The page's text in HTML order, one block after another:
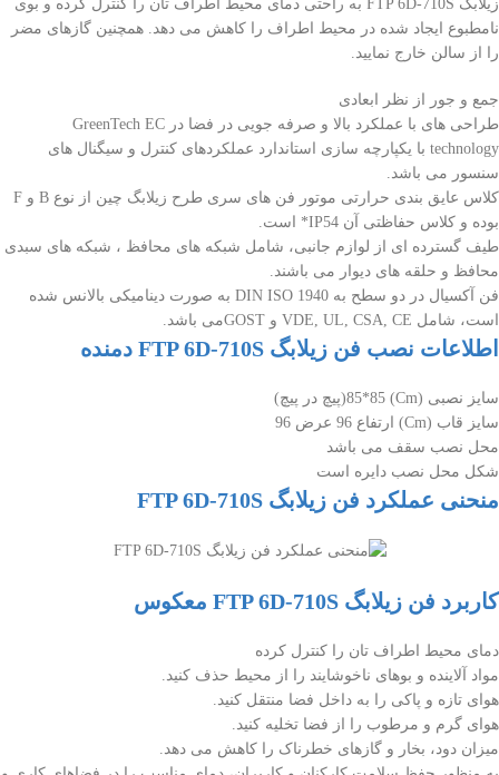
زیلابگ FTP 6D-710S به راحتی دمای محیط اطراف تان را كنترل کرده و بوی
نامطبوع ایجاد شده در محیط اطراف را کاهش می دهد. همچنین گازهای مضر
را از سالن خارج نمایید.
جمع و جور از نظر ابعادی
طراحی های با عملکرد بالا و صرفه جویی در فضا در GreenTech EC
technology با یکپارچه سازی استاندارد عملکردهای کنترل و سیگنال های
سنسور می باشد.
کلاس عایق بندی حرارتی موتور فن های سری طرح زیلابگ چین از نوع B و F
بوده و کلاس حفاظتی آن IP54* است.
طیف گسترده ای از لوازم جانبی، شامل شبکه های محافظ ، شبکه های سبدی
محافظ و حلقه های دیوار می باشند.
فن آکسیال در دو سطح به DIN ISO 1940 به صورت دینامیکی بالانس شده
است، شامل VDE, UL, CSA, CE و GOSTمی باشد.
اطلاعات نصب فن زیلابگ FTP 6D-710S دمنده
سایز نصبی (Cm) 85*85(پیچ در پیچ)
سایز قاب (Cm) ارتفاع 96 عرض 96
محل نصب سقف می باشد
شکل محل نصب دایره است
منحنی عملکرد فن زیلابگ FTP 6D-710S
کاربرد فن زیلابگ FTP 6D-710S معکوس
دمای محیط اطراف تان را کنترل کرده
مواد آلاینده و بوهای ناخوشایند را از محیط حذف کنید.
هوای تازه و پاکی را به داخل فضا منتقل کنید.
هوای گرم و مرطوب را از فضا تخلیه کنید.
میزان دود، بخار و گازهای خطرناک را کاهش می دهد.